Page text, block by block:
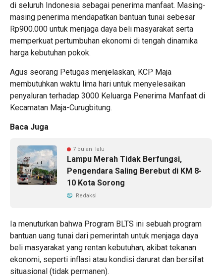
di seluruh Indonesia sebagai penerima manfaat. Masing-
masing penerima mendapatkan bantuan tunai sebesar
Rp900.000 untuk menjaga daya beli masyarakat serta
memperkuat pertumbuhan ekonomi di tengah dinamika
harga kebutuhan pokok.
Agus seorang Petugas menjelaskan, KCP Maja
membutuhkan waktu lima hari untuk menyelesaikan
penyaluran terhadap 3000 Keluarga Penerima Manfaat di
Kecamatan Maja-Curugbitung.
Baca Juga
7 bulan lalu
Lampu Merah Tidak Berfungsi,
Pengendara Saling Berebut di KM 8-
10 Kota Sorong
Redaksi
Ia menuturkan bahwa Program BLTS ini sebuah program
bantuan uang tunai dari pemerintah untuk menjaga daya
beli masyarakat yang rentan kebutuhan, akibat tekanan
ekonomi, seperti inflasi atau kondisi darurat dan bersifat
situasional (tidak permanen).